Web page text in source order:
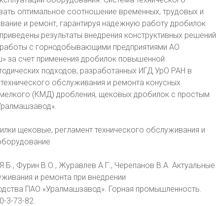
оптимальное соотношение временных, трудовых и
и ремонт, гарантируя надежную работу дробилок
результаты внедрения конструктивных решений
с горнодобывающими предприятиями АО
за счет применения дробилок повышенной
подходов, разработанных ИГД УрО РАН в
обслуживания и ремонта конусных
(КМД) дробления, щековых дробилок с простым
щековые, регламент технического обслуживания и
Фурин В.О., Журавлев А.Г., Черепанов В.А. Актуальные
и ремонта при внедрении
ПАО «Уралмашзавод». Горная промышленность.
3-73-82.